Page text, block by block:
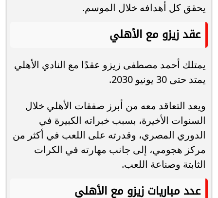
يحقق كل أهدافه خلال الموسم.
عقد زيزو مع الأهلي
يمتلك أحمد مصطفى زيزو عقدًا مع النادي الأهلي
يمتد حتى 30 يونيو 2030.
ويعد التعاقد معه من أبرز صفقات الأهلي خلال
السنوات الأخيرة، بسبب خبراته الكبيرة في
الدوري المصري، وقدرته على اللعب في أكثر من
مركز هجومي، إلى جانب مهارته في الكرات
الثابتة وصناعة اللعب.
عدد مباريات زيزو مع الأهلي